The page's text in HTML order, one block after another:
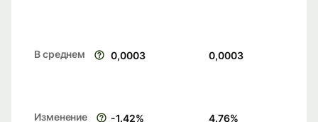
В среднем 0,0003 0,0003
Изменение -1.42% 4.76%